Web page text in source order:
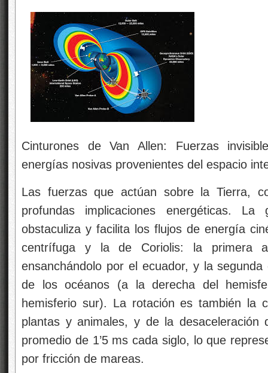
Cinturones de Van Allen: Fuerzas
energías nosivas provenientes del espacio
Las fuerzas que actúan sobre la Tierra,
profundas implicaciones energéticas.
obstaculiza y facilita los flujos de energía
centrífuga y la de Coriolis: la primera
ensanchándolo por el ecuador, y la
de los océanos (a la derecha del
hemisferio sur). La rotación es también la
plantas y animales, y de la
promedio de 1’5 ms cada siglo, lo que
por fricción de mareas.